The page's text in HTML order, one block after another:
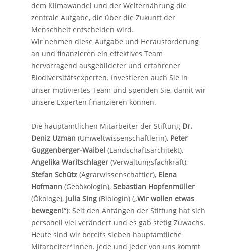
dem Klimawandel und der Welternährung die
zentrale Aufgabe, die über die Zukunft der
Menschheit entscheiden wird.
Wir nehmen diese Aufgabe und Herausforderung
an und finanzieren ein effektives Team
hervorragend ausgebildeter und erfahrener
Biodiversitätsexperten. Investieren auch Sie in
unser motiviertes Team und spenden Sie, damit wir
unsere Experten finanzieren können.
Die hauptamtlichen Mitarbeiter der Stiftung Dr.
Deniz Uzman (Umweltwissenschaftlerin), Peter
Guggenberger-Waibel (Landschaftsarchitekt),
Angelika Waritschlager (Verwaltungsfachkraft),
Stefan Schütz (Agrarwissenschaftler), Elena
Hofmann (Geoökologin), Sebastian Hopfenmüller
(Ökologe), Julia Sing (Biologin) („Wir wollen etwas
bewegen!“): Seit den Anfängen der Stiftung hat sich
personell viel verändert und es gab stetig Zuwachs.
Heute sind wir bereits sieben hauptamtliche
Mitarbeiter*innen. Jede und jeder von uns kommt